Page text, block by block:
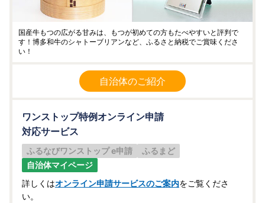
国産牛もつの広がる甘みは、もつが初めての方もたべやすいと評判で
す！博多和牛のシャトーブリアンなど、ふるさと納税でご賞味くださ
い！
自治体のご紹介
ワンストップ特例オンライン申請
対応サービス
ふるなびワンストップ e申請
ふるまど
自治体マイページ
詳しくはオンライン申請サービスのご案内をご覧くださ
い。